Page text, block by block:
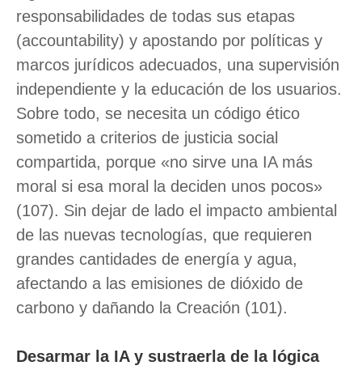
responsabilidades de todas sus etapas
(accountability) y apostando por políticas y
marcos jurídicos adecuados, una supervisión
independiente y la educación de los usuarios.
Sobre todo, se necesita un código ético
sometido a criterios de justicia social
compartida, porque «no sirve una IA más
moral si esa moral la deciden unos pocos»
(107). Sin dejar de lado el impacto ambiental
de las nuevas tecnologías, que requieren
grandes cantidades de energía y agua,
afectando a las emisiones de dióxido de
carbono y dañando la Creación (101).
Desarmar la IA y sustraerla de la lógica